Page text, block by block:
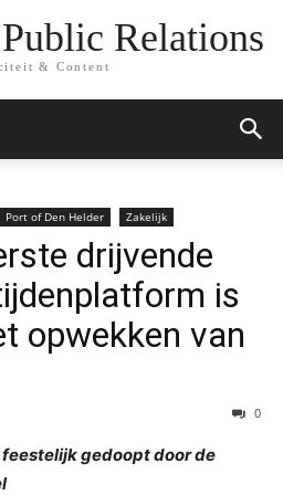
Relations
& Content
Port of Den Helder Zakelijk
drijvende
is
opwekken van
0
gedoopt door de